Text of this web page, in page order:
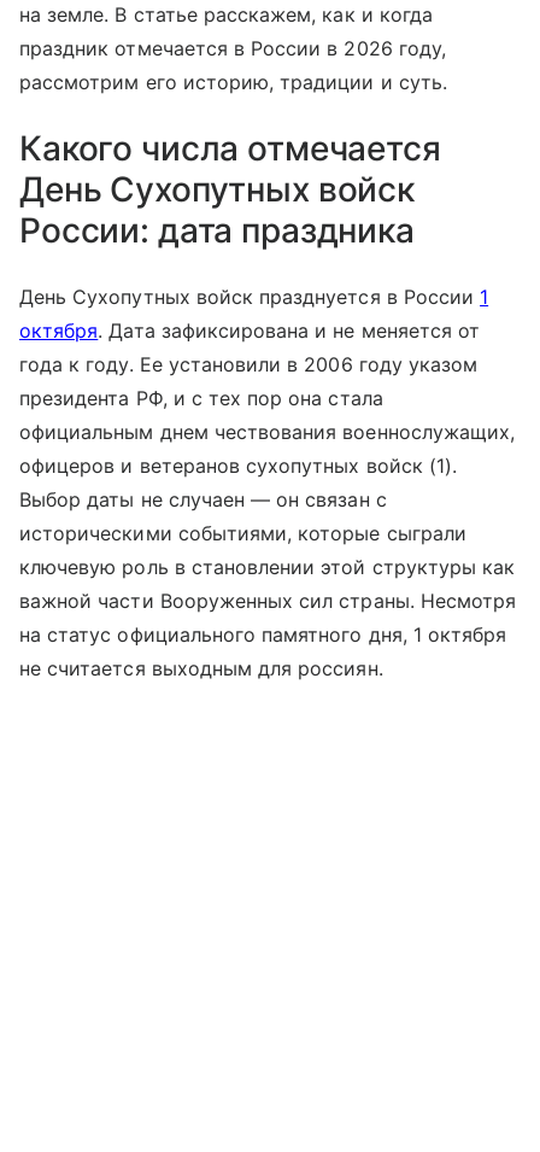
на земле. В статье расскажем, как и когда
праздник отмечается в России в 2026 году,
рассмотрим его историю, традиции и суть.
Какого числа отмечается
День Сухопутных войск
России: дата праздника
День Сухопутных войск празднуется в России 1
октября. Дата зафиксирована и не меняется от
года к году. Ее установили в 2006 году указом
президента РФ, и с тех пор она стала
официальным днем чествования военнослужащих,
офицеров и ветеранов сухопутных войск (1).
Выбор даты не случаен — он связан с
историческими событиями, которые сыграли
ключевую роль в становлении этой структуры как
важной части Вооруженных сил страны. Несмотря
на статус официального памятного дня, 1 октября
не считается выходным для россиян.